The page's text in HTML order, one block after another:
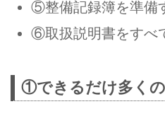
⑤整備記録簿を準備
⑥取扱説明書をすべ
①できるだけ多く